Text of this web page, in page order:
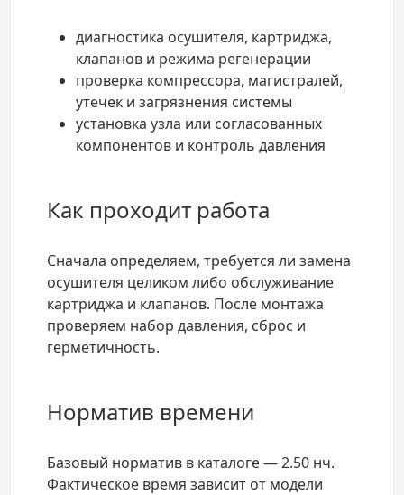
диагностика осушителя, картриджа,
клапанов и режима регенерации
проверка компрессора, магистралей,
утечек и загрязнения системы
установка узла или согласованных
компонентов и контроль давления
Как проходит работа
Сначала определяем, требуется ли замена
осушителя целиком либо обслуживание
картриджа и клапанов. После монтажа
проверяем набор давления, сброс и
герметичность.
Норматив времени
Базовый норматив в каталоге — 2.50 нч.
Фактическое время зависит от модели